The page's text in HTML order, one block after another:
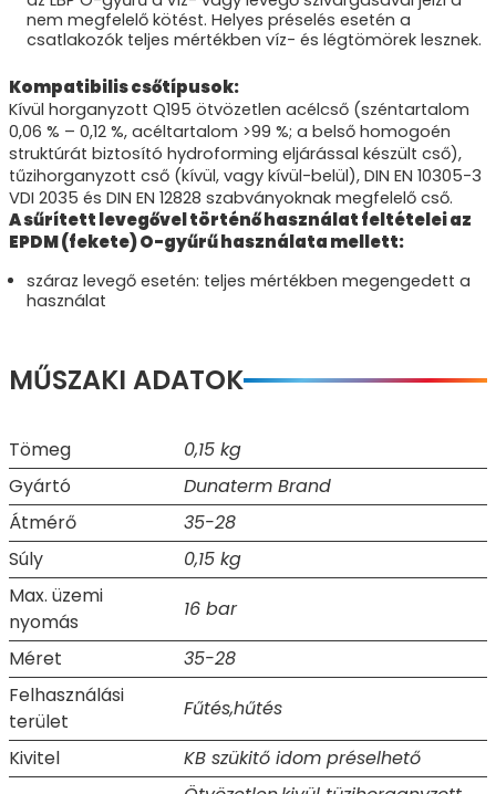
nem megfelelő kötést. Helyes préselés esetén a
csatlakozók teljes mértékben víz- és légtömörek lesznek.
Kompatibilis csőtípusok:
Kívül horganyzott Q195 ötvözetlen acélcső (széntartalom
0,06 % – 0,12 %, acéltartalom >99 %; a belső homogoén
struktúrát biztosító hydroforming eljárással készült cső),
tűzihorganyzott cső (kívül, vagy kívül-belül), DIN EN 10305-3
VDI 2035 és DIN EN 12828 szabványoknak megfelelő cső.
A sűrített levegővel történő használat feltételei az
EPDM (fekete) O-gyűrű használata mellett:
száraz levegő esetén: teljes mértékben megengedett a
használat
MŰSZAKI ADATOK
Tömeg
0,15 kg
Gyártó
Dunaterm Brand
Átmérő
35-28
Súly
0,15 kg
Max. üzemi
nyomás
16 bar
Méret
35-28
Felhasználási
terület
Fűtés,hűtés
Kivitel
KB szükitő idom préselhető